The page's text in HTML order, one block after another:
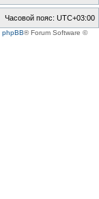
Часовой пояс: UTC+03:00
phpBB® Forum Software ©